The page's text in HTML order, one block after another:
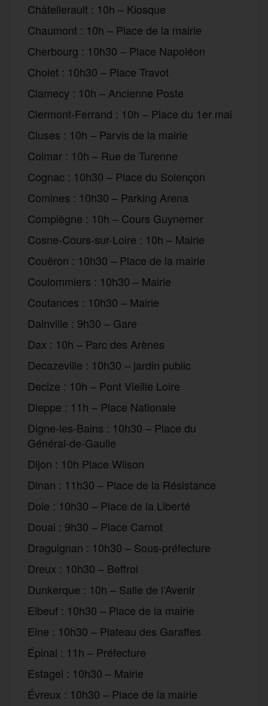
Châtellerault : 10h – Kiosque
Chaumont : 10h – Place de la mairie
Cherbourg : 10h30 – Place Napoléon
Cholet : 10h30 – Place Travot
Clamecy : 10h – Ancienne Poste
Clermont-Ferrand : 10h – Place du 1er mai
Cluses : 10h – Parvis de la mairie
Colmar : 10h – Rue de Turenne
Cognac : 10h30 – Place du Solençon
Comines : 10h30 – Parking Arena
Compiègne : 10h – Cours Guynemer
Cosne-Cours-sur-Loire : 10h – Mairie
Couëron : 10h30 – Place de la mairie
Coulommiers : 10h30 – Mairie
Coutances : 10h30 – Mairie
Dainville : 9h30 – Gare
Dax : 10h – Parc des Arènes
Decazeville : 10h30 – jardin public
Decize : 10h – Pont Vieille Loire
Dieppe : 11h – Place Nationale
Digne-les-Bains : 10h30 – Place du
Général-de-Gaulle
Dijon : 10h Place Wilson
Dinan : 11h30 – Place de la Résistance
Dole : 10h30 – Place de la Liberté
Douai : 9h30 – Place Carnot
Draguignan : 10h30 – Sous-préfecture
Dreux : 10h30 – Beffroi
Dunkerque : 10h – Salle de l’Avenir
Elbeuf : 10h30 – Place de la mairie
Elne : 10h30 – Plateau des Garaffes
Épinal : 11h – Préfecture
Estagel : 10h30 – Mairie
Évreux : 10h30 – Place de la mairie